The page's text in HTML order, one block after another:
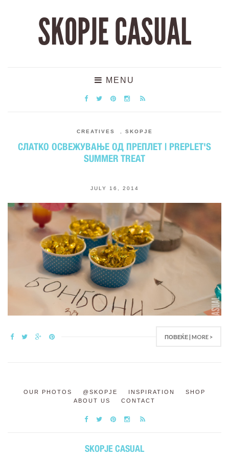
SKOPJE CASUAL
MENU
CREATIVES SKOPJE
СЛАТКО ОСВЕЖУВАЊЕ ОД ПРЕПЛЕТ | PREPLET'S
SUMMER TREAT
JULY 16, 2014
ПОВЕЌЕ | MORE >
OUR PHOTOS @SKOPJE INSPIRATION
SHOP
ABOUT US
CONTACT
SKOPJE CASUAL